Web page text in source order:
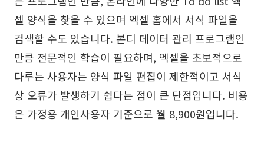
셀 양식을 찾을 수 있으며 엑셀 홈에서 서식 파일을
검색할 수도 있습니다. 본디 데이터 관리 프로그램인
만큼 전문적인 학습이 필요하며, 엑셀을 초보적으로
다루는 사용자는 양식 파일 편집이 제한적이고 서식
상 오류가 발생하기 쉽다는 점이 큰 단점입니다. 비용
은 가정용 개인사용자 기준으로 월 8,900원입니다.